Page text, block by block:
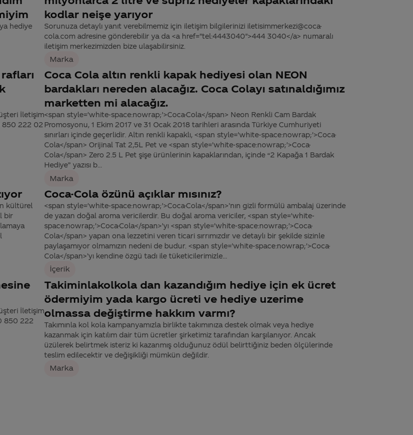
hediye
kodlar neişe yarıyor
Sorunuza detaylı yanıt verebilmemiz için iletişim bilgilerinizi iletisimmerkezi@coca-
cola.com adresine gönderebilir ya da <a href="tel:4443040">444 3040</a> numaralı
iletişim merkezimizden bize ulaşabilirsiniz.
Marka
İletişim
850 222 02
Coca Cola altın renkli kapak hediyesi olan NEON
bardakları nereden alacağız. Coca Colayı satınaldığımız
marketten mi alacağız.
<span style='white-space:nowrap;'>Coca-Cola</span> Neon Renkli Cam Bardak
Promosyonu, 1 Ekim 2017 ve 31 Ocak 2018 tarihleri arasında Türkiye Cumhuriyeti
sınırları içinde geçerlidir. Altın renkli kapaklı, <span style='white-space:nowrap;'>Coca-
Cola</span> Orijinal Tat 2,5L Pet ve <span style='white-space:nowrap;'>Coca-
Cola</span> Zero 2.5 L Pet şişe ürünlerinin kapaklarından, içinde “2 Kapağa 1 Bardak
Hediye” yazısı b...
Marka
kültürel
bir
Coca-Cola özünü açıklar mısınız?
<span style='white-space:nowrap;'>Coca-Cola</span>’nın gizli formülü ambalaj üzerinde
de yazan doğal aroma vericilerdir. Bu doğal aroma vericiler, <span style='white-
space:nowrap;'>Coca-Cola</span>'yı <span style='white-space:nowrap;'>Coca-
Cola</span> yapan ona lezzetini veren ticari sırrımızdır ve detaylı bir şekilde sizinle
paylaşamıyor olmamızın nedeni de budur. <span style='white-space:nowrap;'>Coca-
Cola</span>’yı kendine özgü tadı ile tüketicilerimizle...
İçerik
İletişim
850 222
Takiminlakolkola dan kazandığım hediye için ek ücret
ödermiyim yada kargo ücreti ve hediye uzerime
olmassa değiştirme hakkım varmı?
Takımınla kol kola kampanyamızla birlikte takımınıza destek olmak veya hediye
kazanmak için katılım dair tüm ücretler şirketimiz tarafından karşılanıyor. Ancak
üzülerek belirtmek isteriz ki kazanmış olduğunuz ödül belirttiğiniz beden ölçülerinde
teslim edilecektir ve değişikliği mümkün değildir.
Marka